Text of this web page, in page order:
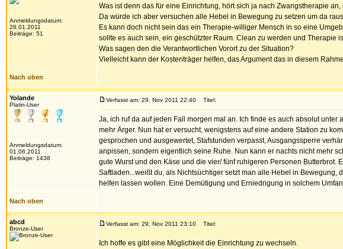
Anmeldungsdatum:
26.01.2011
Beiträge: 51
Was ist denn das für eine Einrichtung, hört sich ja nach Zwangstherapie
Da würde ich aber versuchen alle Hebel in Bewegung zu setzen um da
Es kann doch nicht sein das ein Therapie-williger Mensch in so eine
sollte es auch sein, ein geschützter Raum. Clean zu werden und Therapie
Was sagen den die Verantwortlichen Vorort zu der Situation?
Vielleicht kann der Kostenträger helfen, das Argument das in diesem
Nach oben
Yolande
Platin-User
Anmeldungsdatum:
01.06.2011
Beiträge: 1438
Verfasst am: 29. Nov 2011 22:40 Titel:
Ja, ich ruf da auf jeden Fall morgen mal an. Ich finde es auch absolut
mehr Ärger. Nun hat er versucht, wenigstens auf eine andere Station zu
gesprochen und ausgewertet, Stafstunden verpasst, Ausgangssperre
anpissen, sondern eigentlich seine Ruhe. Nun kann er nachts nicht mehr
gute Wurst und den Käse und die vier/ fünf ruhigeren Personen
Saftladen...weißt du, als Nichtsüchtiger setzt man alle Hebel in
helfen lassen wollen. Eine Demütigung und Erniedrigung in solchem
Nach oben
abcd
Bronze-User
Verfasst am: 29. Nov 2011 23:10 Titel:
Ich hoffe es gibt eine Möglichkeit die Einrichtung zu wechseln.